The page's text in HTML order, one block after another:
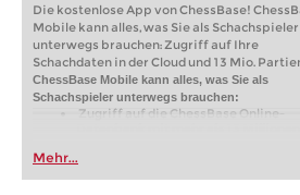
Die kostenlose App von ChessBase!
Mobile kann alles, was Sie als Schachspieler
unterwegs brauchen: Zugriff auf Ihre
Schachdaten in der Cloud und 13 Mio.
ChessBase Mobile kann alles, was Sie als
Schachspieler unterwegs brauchen:
Zugriff auf die ChessBase Online-
Stellungen, Eröffnungen etc.
Mehr...